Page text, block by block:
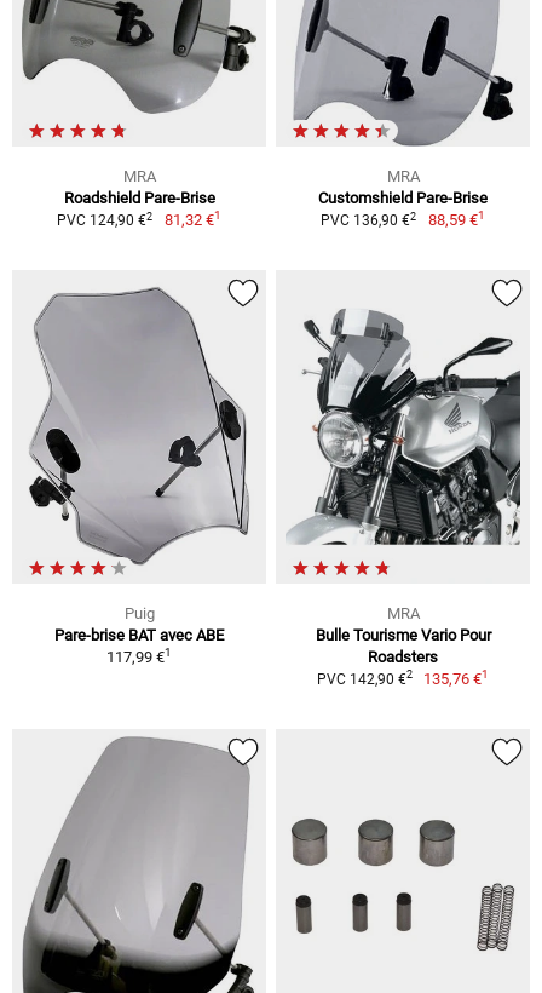
MRA
Roadshield Pare-Brise
PVC 124,90 €2 81,32 €1
MRA
Customshield Pare-Brise
PVC 136,90 €2 88,59 €1
Puig
Pare-brise BAT avec ABE
117,99 €1
MRA
Bulle Tourisme Vario Pour
Roadsters
PVC 142,90 €2 135,76 €1